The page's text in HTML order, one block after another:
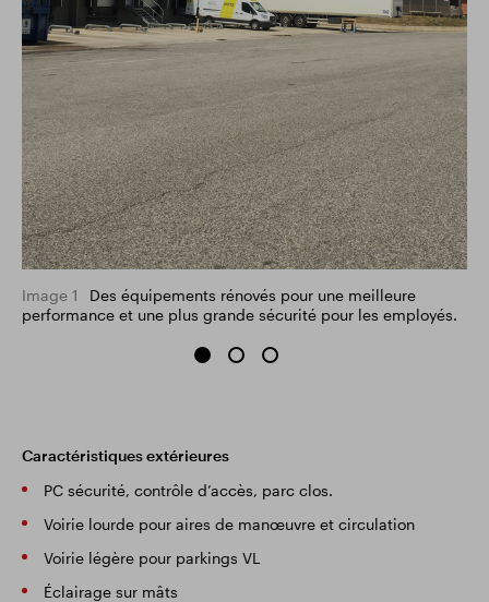
Image 1
Des équipements rénovés pour une meilleure
performance et une plus grande sécurité pour les employés.
Caractéristiques extérieures
PC sécurité, contrôle d’accès, parc clos.
Voirie lourde pour aires de manœuvre et circulation
Voirie légère pour parkings VL
Éclairage sur mâts